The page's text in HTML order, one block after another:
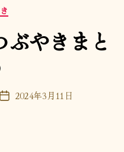
ぶやきまと
投 2024年3月11日